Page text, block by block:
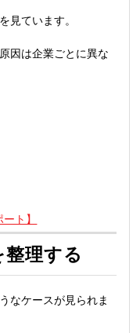
見ています。
因は企業ごとに異な
ト】
整理する
なケースが見られま